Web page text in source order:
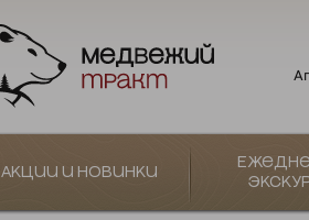
Акции и новинки